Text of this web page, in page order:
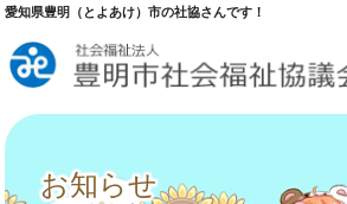
愛知県豊明（とよあけ）市の社協さんです！
お知らせ